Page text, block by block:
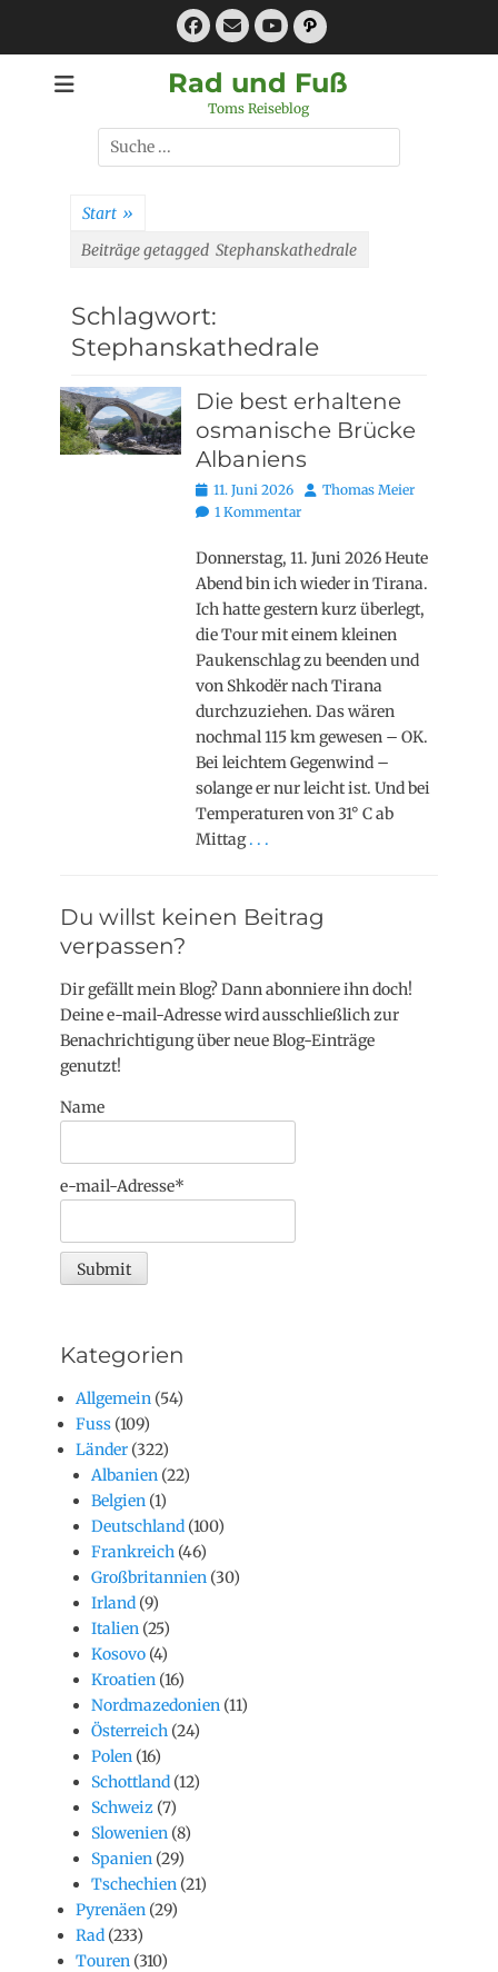
Facebook
E-
MailYouTube
Pfad
Rad und Fuß
Toms Reiseblog
Suchen
nach:
Start »
Beiträge getagged Stephanskathedrale
Schlagwort:
Stephanskathedrale
Die best erhaltene
osmanische Brücke
Albaniens
Posted
on
11. Juni 2026 AutorThomas Meier
1 Kommentar
Donnerstag, 11. Juni 2026 Heute
Abend bin ich wieder in Tirana.
Ich hatte gestern kurz überlegt,
die Tour mit einem kleinen
Paukenschlag zu beenden und
von Shkodër nach Tirana
durchzuziehen. Das wären
nochmal 115 km gewesen – OK.
Bei leichtem Gegenwind –
solange er nur leicht ist. Und bei
Temperaturen von 31° C ab
Mittag. . .
Du willst keinen Beitrag
verpassen?
Dir gefällt mein Blog? Dann abonniere ihn doch!
Deine e-mail-Adresse wird ausschließlich zur
Benachrichtigung über neue Blog-Einträge
genutzt!
Name
e-mail-Adresse*
Kategorien
Allgemein (54)
Fuss (109)
Länder (322)
Albanien (22)
Belgien (1)
Deutschland (100)
Frankreich (46)
Großbritannien (30)
Irland (9)
Italien (25)
Kosovo (4)
Kroatien (16)
Nordmazedonien (11)
Österreich (24)
Polen (16)
Schottland (12)
Schweiz (7)
Slowenien (8)
Spanien (29)
Tschechien (21)
Pyrenäen (29)
Rad (233)
Touren (310)